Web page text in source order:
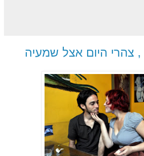
צהרי היום אצל שמעיה